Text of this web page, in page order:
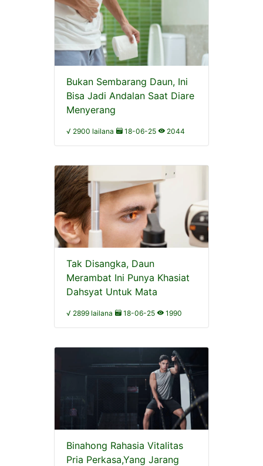
Bukan Sembarang Daun, Ini
Bisa Jadi Andalan Saat Diare
Menyerang
√ 2900 lailana 18-06-25 2044
Tak Disangka, Daun
Merambat Ini Punya Khasiat
Dahsyat Untuk Mata
√ 2899 lailana 18-06-25 1990
Binahong Rahasia Vitalitas
Pria Perkasa,Yang Jarang